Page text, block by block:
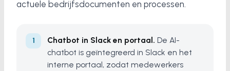
actuele bedrijfsdocumenten en processen.
Chatbot in Slack en portaal. De AI-
chatbot is geïntegreerd in Slack en het
interne portaal, zodat medewerkers